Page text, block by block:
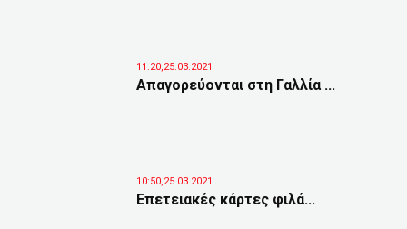
11:20,25.03.2021
Απαγορεύονται στη Γαλλία ...
10:50,25.03.2021
Επετειακές κάρτες φιλά...